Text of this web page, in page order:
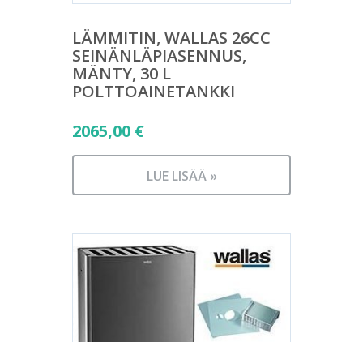
LÄMMITIN, WALLAS 26CC
SEINÄNLÄPIASENNUS,
MÄNTY, 30 L
POLTTOAINETANKKI
2065,00 €
LUE LISÄÄ »